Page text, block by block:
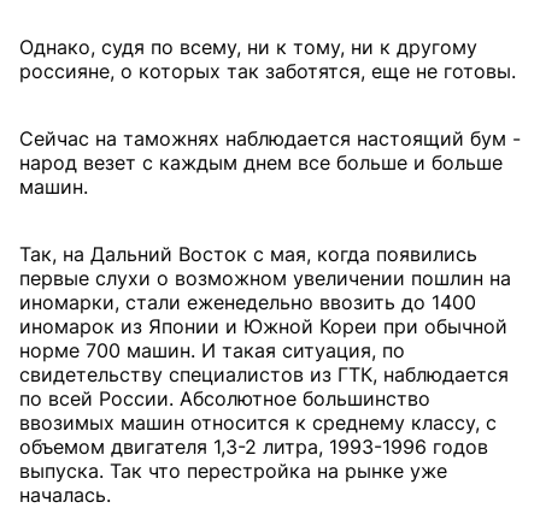
Однако, судя по всему, ни к тому, ни к другому
россияне, о которых так заботятся, еще не готовы.
Сейчас на таможнях наблюдается настоящий бум -
народ везет с каждым днем все больше и больше
машин.
Так, на Дальний Восток с мая, когда появились
первые слухи о возможном увеличении пошлин на
иномарки, стали еженедельно ввозить до 1400
иномарок из Японии и Южной Кореи при обычной
норме 700 машин. И такая ситуация, по
свидетельству специалистов из ГТК, наблюдается
по всей России. Абсолютное большинство
ввозимых машин относится к среднему классу, с
объемом двигателя 1,3-2 литра, 1993-1996 годов
выпуска. Так что перестройка на рынке уже
началась.